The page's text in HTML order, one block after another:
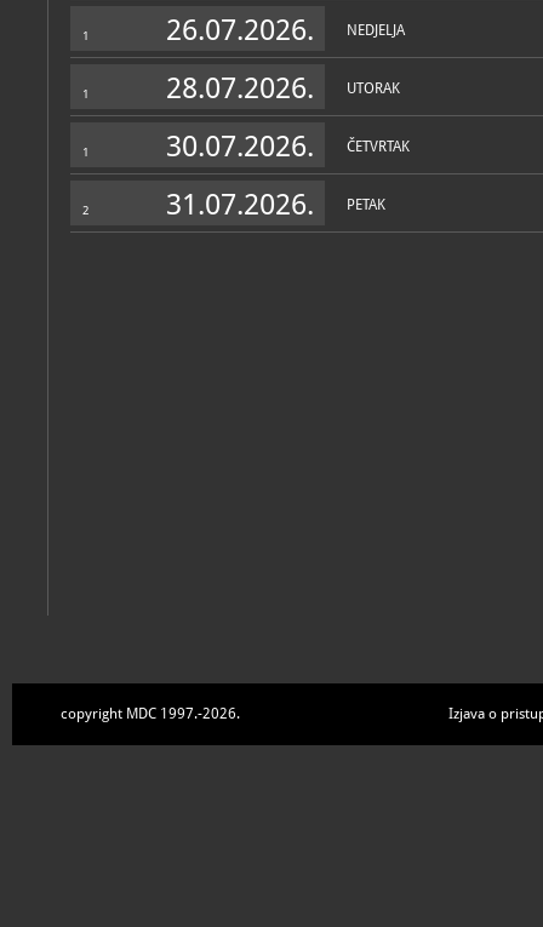
1 26.07.2026. NEDJELJA
1 28.07.2026. UTORAK
1 30.07.2026. ČETVRTAK
2 31.07.2026. PETAK
copyright MDC 1997.-2026. Izjava o